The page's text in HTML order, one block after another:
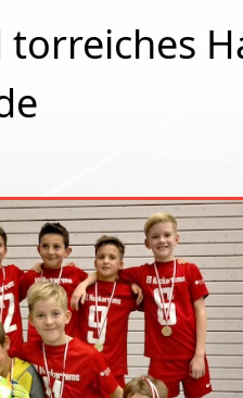
torreiches